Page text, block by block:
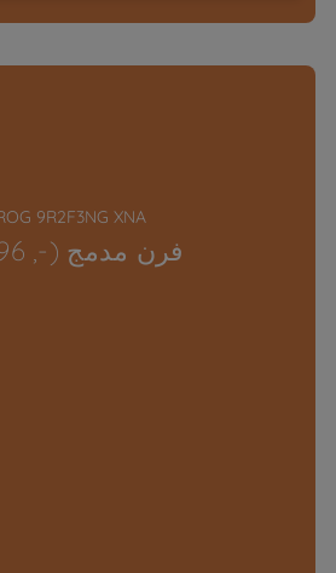
9R2F3NG XNA
فرن مدمج (-, 96 لتر)